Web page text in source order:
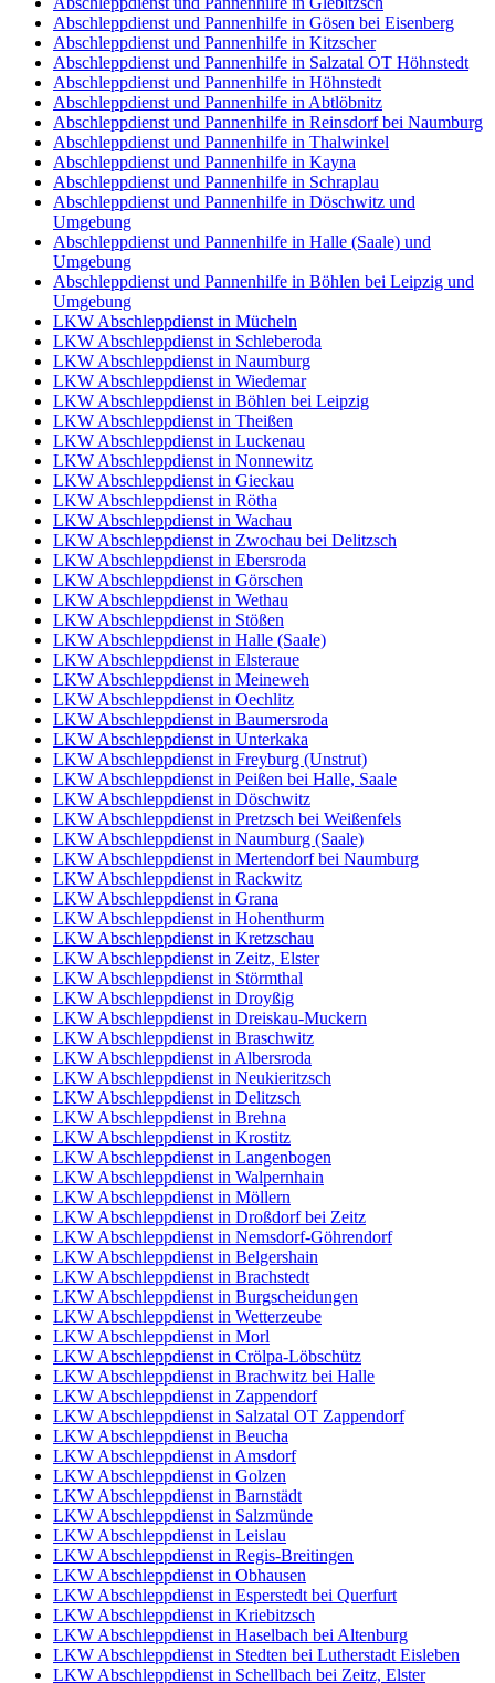
Abschleppdienst und Pannenhilfe in Gösen bei Eisenberg
Abschleppdienst und Pannenhilfe in Kitzscher
Abschleppdienst und Pannenhilfe in Salzatal OT Höhnstedt
Abschleppdienst und Pannenhilfe in Höhnstedt
Abschleppdienst und Pannenhilfe in Abtlöbnitz
Abschleppdienst und Pannenhilfe in Reinsdorf bei Naumburg
Abschleppdienst und Pannenhilfe in Thalwinkel
Abschleppdienst und Pannenhilfe in Kayna
Abschleppdienst und Pannenhilfe in Schraplau
Abschleppdienst und Pannenhilfe in Döschwitz und
Umgebung
Abschleppdienst und Pannenhilfe in Halle (Saale) und
Umgebung
Abschleppdienst und Pannenhilfe in Böhlen bei Leipzig und
Umgebung
LKW Abschleppdienst in Mücheln
LKW Abschleppdienst in Schleberoda
LKW Abschleppdienst in Naumburg
LKW Abschleppdienst in Wiedemar
LKW Abschleppdienst in Böhlen bei Leipzig
LKW Abschleppdienst in Theißen
LKW Abschleppdienst in Luckenau
LKW Abschleppdienst in Nonnewitz
LKW Abschleppdienst in Gieckau
LKW Abschleppdienst in Rötha
LKW Abschleppdienst in Wachau
LKW Abschleppdienst in Zwochau bei Delitzsch
LKW Abschleppdienst in Ebersroda
LKW Abschleppdienst in Görschen
LKW Abschleppdienst in Wethau
LKW Abschleppdienst in Stößen
LKW Abschleppdienst in Halle (Saale)
LKW Abschleppdienst in Elsteraue
LKW Abschleppdienst in Meineweh
LKW Abschleppdienst in Oechlitz
LKW Abschleppdienst in Baumersroda
LKW Abschleppdienst in Unterkaka
LKW Abschleppdienst in Freyburg (Unstrut)
LKW Abschleppdienst in Peißen bei Halle, Saale
LKW Abschleppdienst in Döschwitz
LKW Abschleppdienst in Pretzsch bei Weißenfels
LKW Abschleppdienst in Naumburg (Saale)
LKW Abschleppdienst in Mertendorf bei Naumburg
LKW Abschleppdienst in Rackwitz
LKW Abschleppdienst in Grana
LKW Abschleppdienst in Hohenthurm
LKW Abschleppdienst in Kretzschau
LKW Abschleppdienst in Zeitz, Elster
LKW Abschleppdienst in Störmthal
LKW Abschleppdienst in Droyßig
LKW Abschleppdienst in Dreiskau-Muckern
LKW Abschleppdienst in Braschwitz
LKW Abschleppdienst in Albersroda
LKW Abschleppdienst in Neukieritzsch
LKW Abschleppdienst in Delitzsch
LKW Abschleppdienst in Brehna
LKW Abschleppdienst in Krostitz
LKW Abschleppdienst in Langenbogen
LKW Abschleppdienst in Walpernhain
LKW Abschleppdienst in Möllern
LKW Abschleppdienst in Droßdorf bei Zeitz
LKW Abschleppdienst in Nemsdorf-Göhrendorf
LKW Abschleppdienst in Belgershain
LKW Abschleppdienst in Brachstedt
LKW Abschleppdienst in Burgscheidungen
LKW Abschleppdienst in Wetterzeube
LKW Abschleppdienst in Morl
LKW Abschleppdienst in Crölpa-Löbschütz
LKW Abschleppdienst in Brachwitz bei Halle
LKW Abschleppdienst in Zappendorf
LKW Abschleppdienst in Salzatal OT Zappendorf
LKW Abschleppdienst in Beucha
LKW Abschleppdienst in Amsdorf
LKW Abschleppdienst in Golzen
LKW Abschleppdienst in Barnstädt
LKW Abschleppdienst in Salzmünde
LKW Abschleppdienst in Leislau
LKW Abschleppdienst in Regis-Breitingen
LKW Abschleppdienst in Obhausen
LKW Abschleppdienst in Esperstedt bei Querfurt
LKW Abschleppdienst in Kriebitzsch
LKW Abschleppdienst in Haselbach bei Altenburg
LKW Abschleppdienst in Stedten bei Lutherstadt Eisleben
LKW Abschleppdienst in Schellbach bei Zeitz, Elster